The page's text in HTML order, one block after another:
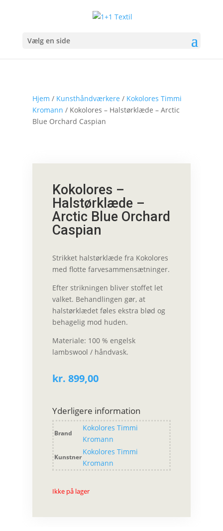
Vælg en side
Hjem / Kunsthåndværkere / Kokolores Timmi
Kromann / Kokolores – Halstørklæde – Arctic
Blue Orchard Caspian
Kokolores –
Halstørklæde –
Arctic Blue Orchard
Caspian
Strikket halstørklæde fra Kokolores
med flotte farvesammensætninger.
Efter strikningen bliver stoffet let
valket. Behandlingen gør, at
halstørklædet føles ekstra blød og
behagelig mod huden.
Materiale: 100 % engelsk
lambswool / håndvask.
kr. 899,00
Yderligere information
Brand
Kokolores Timmi
Kromann
Kunstner
Kokolores Timmi
Kromann
Ikke på lager